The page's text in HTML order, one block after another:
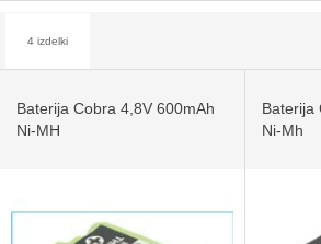
4 izdelki
Baterija Cobra 4,8V 600mAh
Ni-MH
Baterija
Ni-Mh